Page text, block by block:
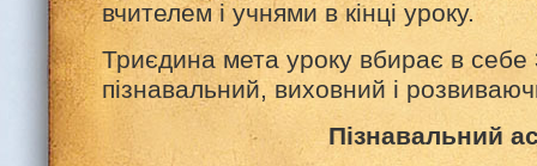
вчителем і учнями в кінці уроку.
Триєдина мета уроку вбирає в себе
пізнавальний, виховний і
Пізнавальний